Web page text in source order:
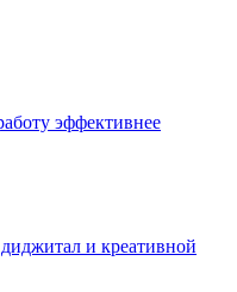
эффективнее
и креативной